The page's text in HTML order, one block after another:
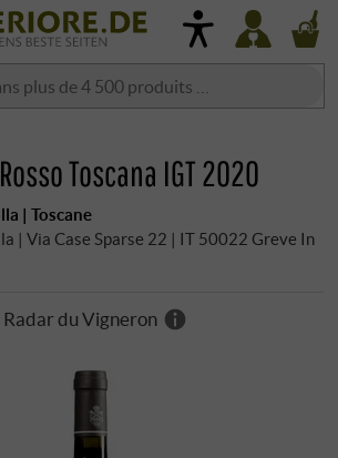
Toscana IGT 2020
| Toscane
| Via Case Sparse 22 | IT 50022 Greve In
du Vigneron